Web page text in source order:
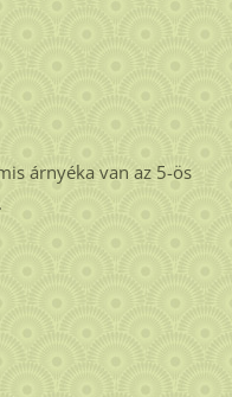
árnyéka van az 5-ös